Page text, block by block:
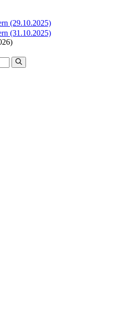
(29.10.2025)
(31.10.2025)